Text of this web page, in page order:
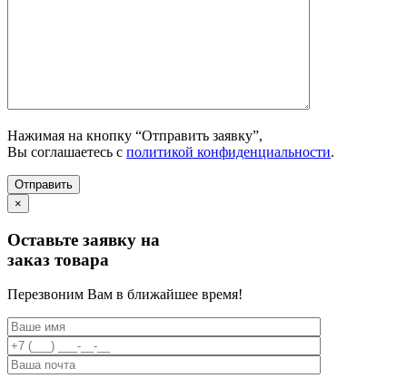
Нажимая на кнопку “Отправить заявку”,
Вы соглашаетесь с политикой конфиденциальности.
×
Оставьте заявку на
заказ товара
Перезвоним Вам в ближайшее время!